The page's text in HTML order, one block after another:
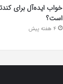
خواب ایده‌آل برای
است؟
4 هفته پیش